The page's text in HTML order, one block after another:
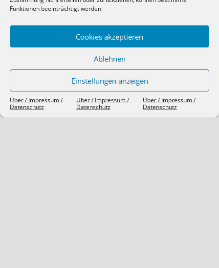
Funktionen beeinträchtigt werden.
Cookies akzeptieren
Ablehnen
Einstellungen anzeigen
Über / Impressum /
Datenschutz
Über / Impressum /
Datenschutz
Über / Impressum /
Datenschutz
SIEBEN TAGE, SIEBEN THEMEN